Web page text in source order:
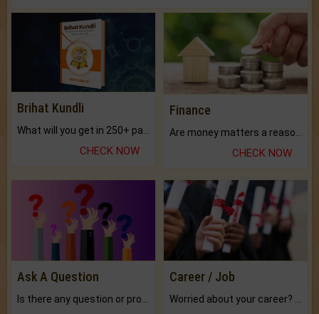
Brihat Kundli
CHECK NOW
Finance
CHECK NOW
Ask A Question Career / Job